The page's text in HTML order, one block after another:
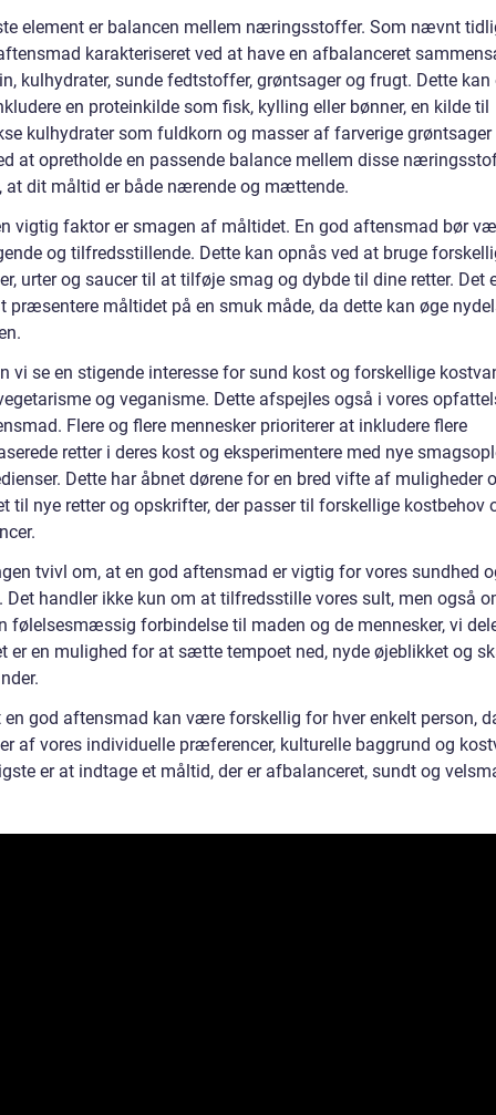
element er balancen mellem næringsstoffer. Som nævnt
karakteriseret ved at have en afbalanceret
kulhydrater, sunde fedtstoffer, grøntsager og frugt. Dette kan
en proteinkilde som fisk, kylling eller bønner, en kilde til
kulhydrater som fuldkorn og masser af farverige grøntsager
at opretholde en passende balance mellem disse
at dit måltid er både nærende og mættende.
vigtig faktor er smagen af måltidet. En god aftensmad bør
og tilfredsstillende. Dette kan opnås ved at bruge
urter og saucer til at tilføje smag og dybde til dine retter. Det
præsentere måltidet på en smuk måde, da dette kan øge
vi se en stigende interesse for sund kost og forskellige
og veganisme. Dette afspejles også i vores
Flere og flere mennesker prioriterer at inkludere flere
retter i deres kost og eksperimentere med nye
Dette har åbnet dørene for en bred vifte af muligheder
til nye retter og opskrifter, der passer til forskellige kostbehov
tvivl om, at en god aftensmad er vigtig for vores sundhed
Det handler ikke kun om at tilfredsstille vores sult, men også
følelsesmæssig forbindelse til maden og de mennesker, vi
er en mulighed for at sætte tempoet ned, nyde øjeblikket og
en god aftensmad kan være forskellig for hver enkelt person,
af vores individuelle præferencer, kulturelle baggrund og
er at indtage et måltid, der er afbalanceret, sundt og